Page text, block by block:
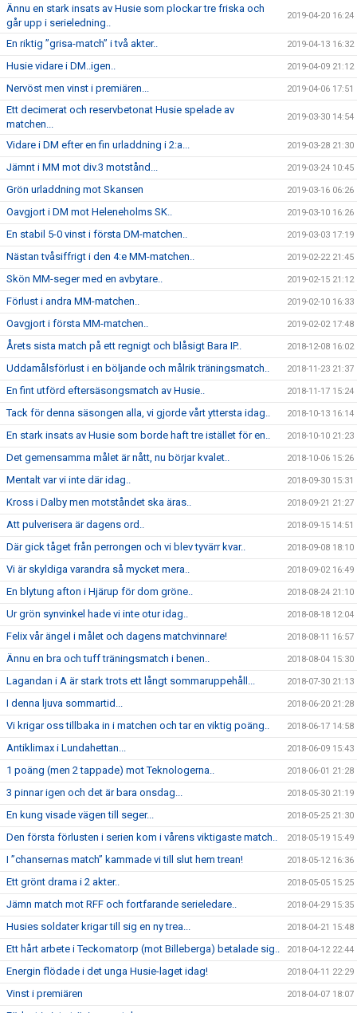
Ännu en stark insats av Husie som plockar tre friska och
går upp i serieledning..
2019-04-20 16:24
En riktig ”grisa-match” i två akter.. 2019-04-13 16:32
Husie vidare i DM..igen.. 2019-04-09 21:12
Nervöst men vinst i premiären... 2019-04-06 17:51
Ett decimerat och reservbetonat Husie spelade av
matchen...
2019-03-30 14:54
Vidare i DM efter en fin urladdning i 2:a... 2019-03-28 21:30
Jämnt i MM mot div.3 motstånd... 2019-03-24 10:45
Grön urladdning mot Skansen 2019-03-16 06:26
Oavgjort i DM mot Heleneholms SK.. 2019-03-10 16:26
En stabil 5-0 vinst i första DM-matchen.. 2019-03-03 17:19
Nästan tvåsiffrigt i den 4:e MM-matchen.. 2019-02-22 21:45
Skön MM-seger med en avbytare.. 2019-02-15 21:12
Förlust i andra MM-matchen.. 2019-02-10 16:33
Oavgjort i första MM-matchen.. 2019-02-02 17:48
Årets sista match på ett regnigt och blåsigt Bara IP.. 2018-12-08 16:02
Uddamålsförlust i en böljande och målrik träningsmatch.. 2018-11-23 21:37
En fint utförd eftersäsongsmatch av Husie.. 2018-11-17 15:24
Tack för denna säsongen alla, vi gjorde vårt yttersta idag.. 2018-10-13 16:14
En stark insats av Husie som borde haft tre istället för en.. 2018-10-10 21:23
Det gemensamma målet är nått, nu börjar kvalet.. 2018-10-06 15:26
Mentalt var vi inte där idag.. 2018-09-30 15:31
Kross i Dalby men motståndet ska äras.. 2018-09-21 21:27
Att pulverisera är dagens ord.. 2018-09-15 14:51
Där gick tåget från perrongen och vi blev tyvärr kvar.. 2018-09-08 18:10
Vi är skyldiga varandra så mycket mera.. 2018-09-02 16:49
En blytung afton i Hjärup för dom gröne.. 2018-08-24 21:10
Ur grön synvinkel hade vi inte otur idag.. 2018-08-18 12:04
Felix vår ängel i målet och dagens matchvinnare! 2018-08-11 16:57
Ännu en bra och tuff träningsmatch i benen.. 2018-08-04 15:30
Lagandan i A är stark trots ett långt sommaruppehåll... 2018-07-30 21:13
I denna ljuva sommartid... 2018-06-20 21:28
Vi krigar oss tillbaka in i matchen och tar en viktig poäng.. 2018-06-17 14:58
Antiklimax i Lundahettan... 2018-06-09 15:43
1 poäng (men 2 tappade) mot Teknologerna.. 2018-06-01 21:28
3 pinnar igen och det är bara onsdag... 2018-05-30 21:19
En kung visade vägen till seger... 2018-05-25 21:30
Den första förlusten i serien kom i vårens viktigaste match.. 2018-05-19 15:49
I ”chansernas match” kammade vi till slut hem trean! 2018-05-12 16:36
Ett grönt drama i 2 akter.. 2018-05-05 15:25
Jämn match mot RFF och fortfarande serieledare.. 2018-04-29 15:35
Husies soldater krigar till sig en ny trea... 2018-04-21 15:48
Ett hårt arbete i Teckomatorp (mot Billeberga) betalade sig.. 2018-04-12 22:44
Energin flödade i det unga Husie-laget idag! 2018-04-11 22:29
Vinst i premiären 2018-04-07 18:07